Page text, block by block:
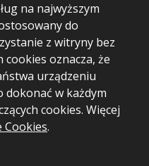
na najwyższym
do
z witryny bez
cookies oznacza, że
urządzeniu
dokonać w każdym
cookies. Więcej
Cookies.
12:32